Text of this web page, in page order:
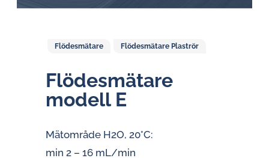
Flödesmätare Flödesmätare Plaströr
Flö­des­mä­ta­re
modell E
Mätområde H2O, 20°C:
min 2 – 16 mL/min